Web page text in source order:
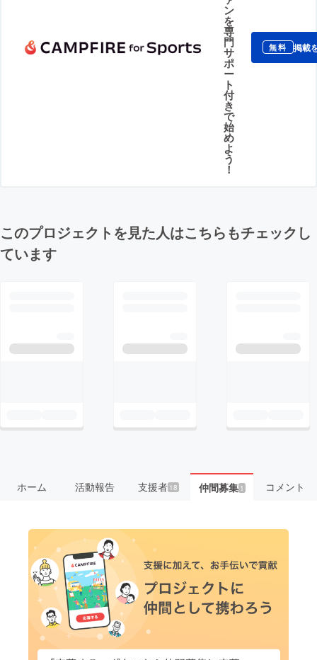
ン
を
専
門
サ
ポ
ー
ト
付
き
で
始
め
よ
う
！
無料 掲載
このプロジェクトを見た人はこちらもチェックし
ています
ホーム 活動報告 支援者 18 仲間募集 1 コメント